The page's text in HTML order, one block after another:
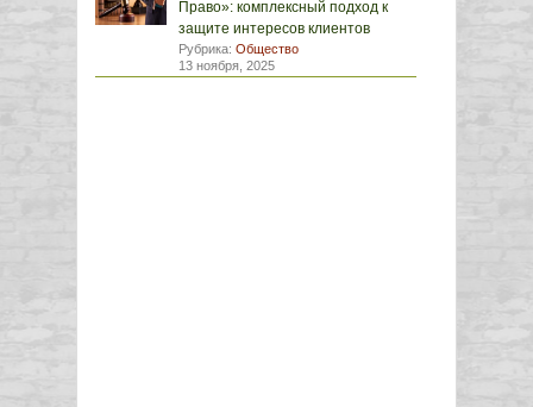
Право»: комплексный подход к
защите интересов клиентов
Рубрика: Общество
13 ноября, 2025